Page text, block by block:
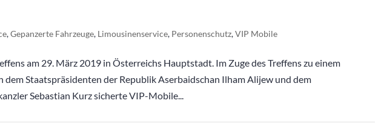
,Gepanzerte Fahrzeuge, Limousinenservice, Personenschutz,VIP Mobile
am 29. März 2019 in Österreichs Hauptstadt. Im Zuge des Treffens zu einem
dem Staatspräsidenten der Republik Aserbaidschan Ilham Alijew und dem
Sebastian Kurz sicherte VIP-Mobile...